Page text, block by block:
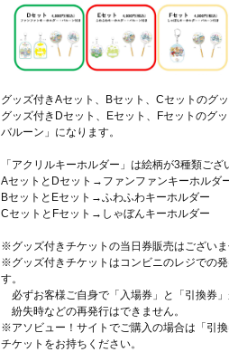
グッズ付きAセット、Bセット、Cセットのグ
グッズ付きDセット、Eセット、Fセットのグ
バルーン」になります。
「アクリルキーホルダー」は絵柄が3種類ご
AセットとDセット→ファンファンキーホルダ
BセットとEセット→ふわふわキーホルダー
CセットとFセット→しゃぼんキーホルダー
※グッズ付きチケットの当日券販売はございま
※グッズ付きチケットはコンビニのレジでの
す。
必ずお客様ご自身で「入場券」と「引換券」
紛失時などの再発行はできません。
※アソビュー！サイトでご購入の場合は「引
チケットをお持ちください。